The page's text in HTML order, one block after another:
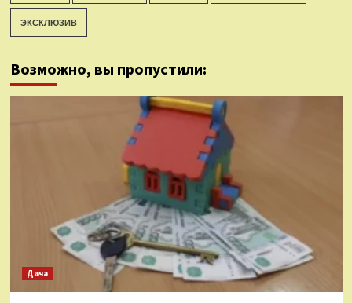
ЭКСКЛЮЗИВ
Возможно, вы пропустили:
Дача